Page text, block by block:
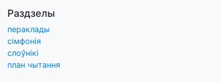
Раздзелы
пераклады
сімфонія
слоўнікі
план чытання